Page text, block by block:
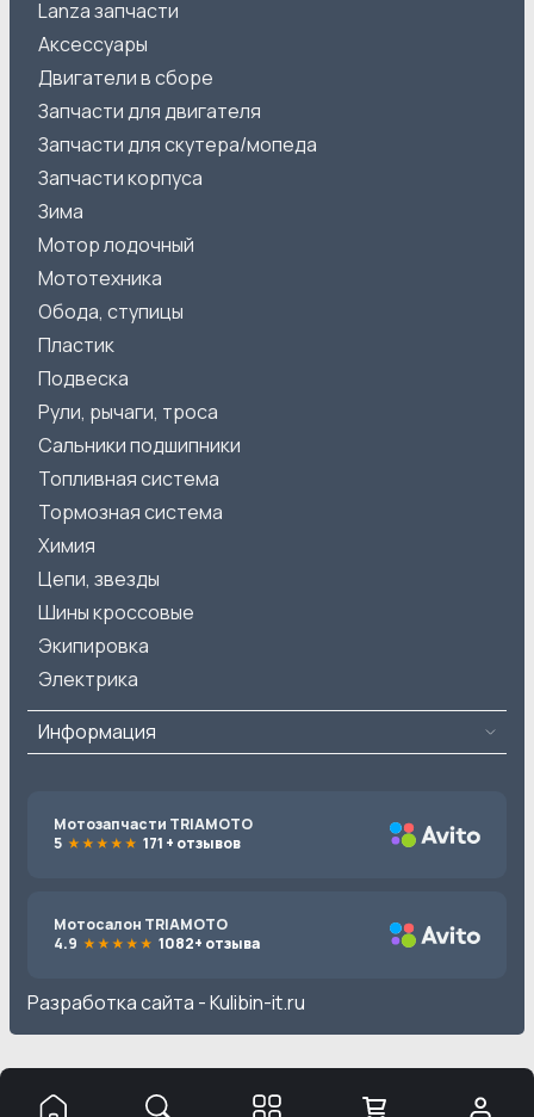
Lanza запчасти
Аксессуары
Двигатели в сборе
Запчасти для двигателя
Запчасти для скутера/мопеда
Запчасти корпуса
Зима
Мотор лодочный
Мототехника
Обода, ступицы
Пластик
Подвеска
Рули, рычаги, троса
Сальники подшипники
Топливная система
Тормозная система
Химия
Цепи, звезды
Шины кроссовые
Экипировка
Электрика
Информация
Мотозапчасти TRIAMOTO
5
171 + отзывов
Мотосалон TRIAMOTO
4.9
1082+ отзыва
Разработка сайта -Kulibin-it.ru